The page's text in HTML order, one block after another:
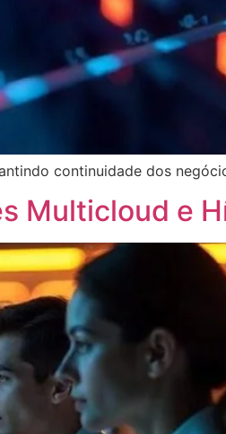
continuidade dos
Multicloud e